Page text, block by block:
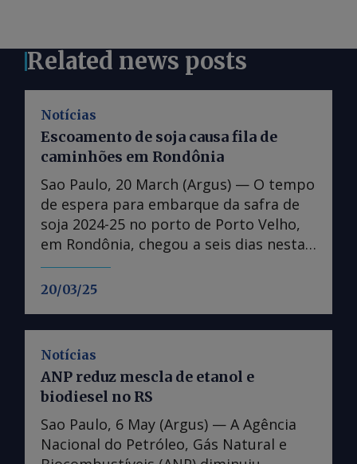
Related news posts
Notícias
20/03/25
Escoamento de soja causa fila de
caminhões em Rondônia
Sao Paulo, 20 March (Argus) — O tempo
de espera para embarque da safra de
soja 2024-25 no porto de Porto Velho,
em Rondônia, chegou a seis dias nesta
semana, de acordo com a Associação
dos Produtores de Soja do estado
fazendas, aliada ao pico da colheita da
oleaginosa nas últimas semanas,
aumentou a fila de caminhões para o
escoamento das cargas no porto de
Porto Velho. "Tivemos uma fila de até
1.200 caminhões no pátio de triagem de
Notícias
ANP reduz mescla de etanol e
biodiesel no RS
Sao Paulo, 6 May (Argus) — A Agência
Nacional do Petróleo, Gás Natural e